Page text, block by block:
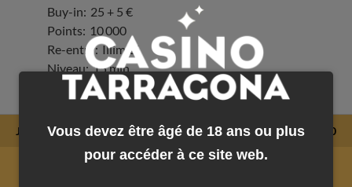
Buy-in: 25 + 5 €
Points: 10 000
Re-entry: Illimité
Niveau: 15 min
JEU 27 AOÛT 17:00
Vous devez être âgé de 18 ans ou plus
pour accéder à ce site web.